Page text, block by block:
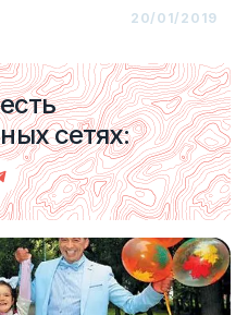
20/01/2019
сетях: